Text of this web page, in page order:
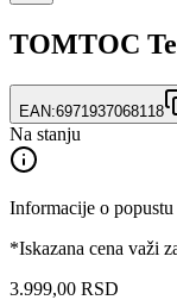
TOMTOC
EAN:6971937068118
Na stanju
Informacije o popustu
*Iskazana cena važi
3.999,00 RSD